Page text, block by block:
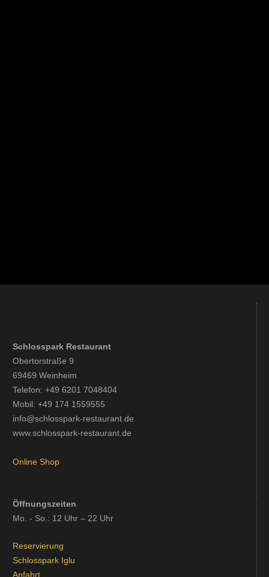
Schlosspark Restaurant
Obertorstraße 9
69469 Weinheim
Telefon: +49 6201 7048404
Mobil: +49 174 1559555
info@schlosspark-restaurant.de
www.schlosspark-restaurant.de
Online Shop
Öffnungszeiten
Mo. - So.: 12 Uhr – 22 Uhr
Reservierung
Schlosspark Iglu
Anfahrt